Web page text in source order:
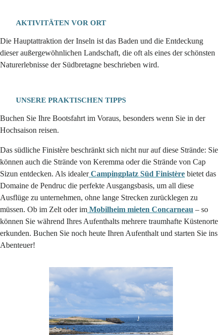
AKTIVITÄTEN VOR ORT
Die Hauptattraktion der Inseln ist das Baden und die Entdeckung
dieser außergewöhnlichen Landschaft, die oft als eines der schönsten
Naturerlebnisse der Südbretagne beschrieben wird.
UNSERE PRAKTISCHEN TIPPS
Buchen Sie Ihre Bootsfahrt im Voraus, besonders wenn Sie in der
Hochsaison reisen.
Das südliche Finistère beschränkt sich nicht nur auf diese Strände: Sie
können auch die Strände von Keremma oder die Strände von Cap
Sizun entdecken. Als idealer Campingplatz Süd Finistère bietet das
Domaine de Pendruc die perfekte Ausgangsbasis, um all diese
Ausflüge zu unternehmen, ohne lange Strecken zurücklegen zu
müssen. Ob im Zelt oder im Mobilheim mieten Concarneau – so
können Sie während Ihres Aufenthalts mehrere traumhafte Küstenorte
erkunden. Buchen Sie noch heute Ihren Aufenthalt und starten Sie ins
Abenteuer!